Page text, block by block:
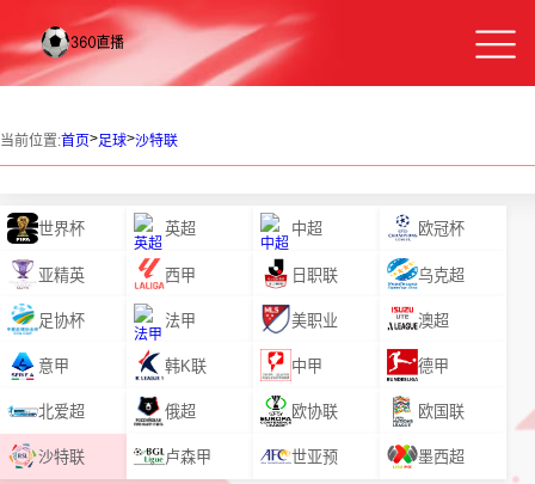
当前位置:首页>足球>沙特联
世界杯 英超 中超 欧冠杯
亚精英 西甲 日职联 乌克超
足协杯 法甲 美职业 澳超
意甲 韩K联 中甲 德甲
北爱超 俄超 欧协联 欧国联
沙特联 卢森甲 世亚预 墨西超